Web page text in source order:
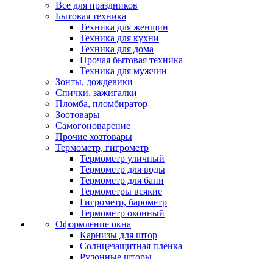
Все для праздников
Бытовая техника
Техника для женщин
Техника для кухни
Техника для дома
Прочая бытовая техника
Техника для мужчин
Зонты, дождевики
Спички, зажигалки
Пломба, пломбиратор
Зоотовары
Самогоноварение
Прочие хозтовары
Термометр, гигрометр
Термометр уличный
Термометр для воды
Термометр для бани
Термометры всякие
Гигрометр, барометр
Термометр оконный
Оформление окна
Карнизы для штор
Солнцезащитная пленка
Рулонные шторы